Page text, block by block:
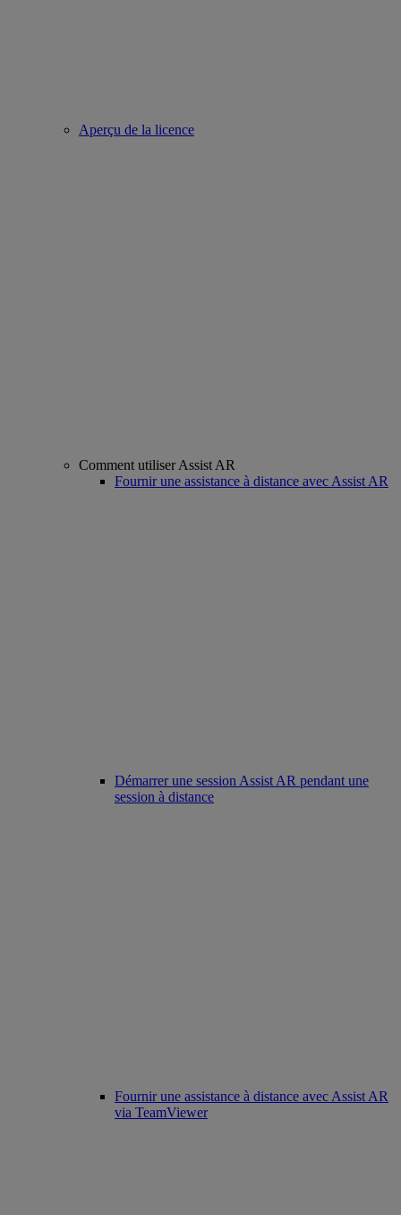
Aperçu de la licence
Comment utiliser Assist AR
Fournir une assistance à distance avec Assist AR
Démarrer une session Assist AR pendant une
session à distance
Fournir une assistance à distance avec Assist AR
via TeamViewer